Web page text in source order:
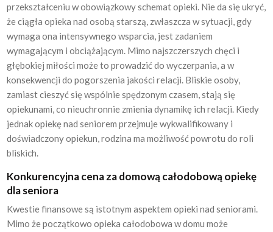
przekształceniu w obowiązkowy schemat opieki. Nie da się ukryć,
że ciągła opieka nad osobą starszą, zwłaszcza w sytuacji, gdy
wymaga ona intensywnego wsparcia, jest zadaniem
wymagającym i obciążającym. Mimo najszczerszych chęci i
głębokiej miłości może to prowadzić do wyczerpania, a w
konsekwencji do pogorszenia jakości relacji. Bliskie osoby,
zamiast cieszyć się wspólnie spędzonym czasem, stają się
opiekunami, co nieuchronnie zmienia dynamikę ich relacji. Kiedy
jednak opiekę nad seniorem przejmuje wykwalifikowany i
doświadczony opiekun, rodzina ma możliwość powrotu do roli
bliskich.
Konkurencyjna cena za domową całodobową opiekę
dla seniora
Kwestie finansowe są istotnym aspektem opieki nad seniorami.
Mimo że początkowo opieka całodobowa w domu może